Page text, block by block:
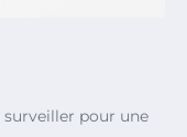
surveiller pour une